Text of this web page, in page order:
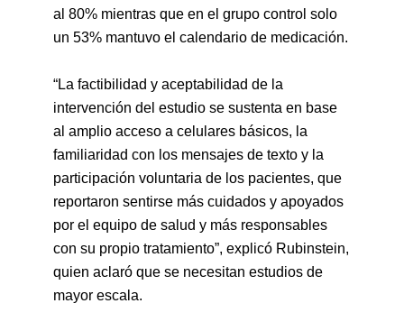
al 80% mientras que en el grupo control solo
un 53% mantuvo el calendario de medicación.
“La factibilidad y aceptabilidad de la
intervención del estudio se sustenta en base
al amplio acceso a celulares básicos, la
familiaridad con los mensajes de texto y la
participación voluntaria de los pacientes, que
reportaron sentirse más cuidados y apoyados
por el equipo de salud y más responsables
con su propio tratamiento”, explicó Rubinstein,
quien aclaró que se necesitan estudios de
mayor escala.